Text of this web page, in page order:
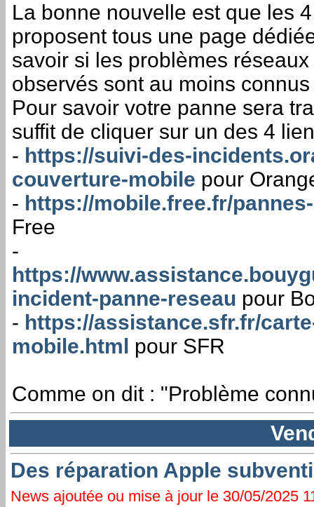
La bonne nouvelle est que les
proposent tous une page
savoir si les problèmes
observés sont au moins
Pour savoir votre panne sera
suffit de cliquer sur un des 4
- https://suivi-des-
couverture-mobile pour
- https://mobile.free.fr/
Free
-
https://
incident-panne-reseau pour
- https://assistance.sfr.fr/
mobile.html
pour SFR
Comme on dit : "Problème
Des réparation Apple
News ajoutée ou mise à jour le 30/05/2025